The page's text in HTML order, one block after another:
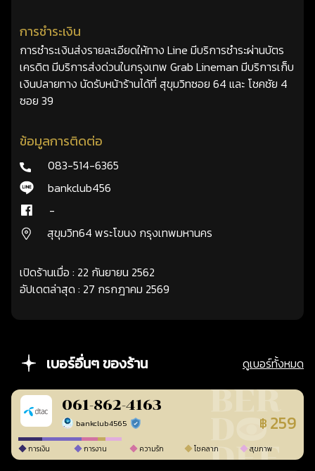
การชำระเงิน
การชำระเงินส่งรายละเอียดให้ทาง Line มีบริการชำระผ่านบัตร
เครดิต มีบริการส่งด่วนในกรุงเทพ Grab Lineman มีบริการเก็บ
เงินปลายทาง นัดรับหน้าร้านได้ที่ สุขุมวิทซอย 64 และ โชคชัย 4
ซอย 39
ข้อมูลการติดต่อ
083-514-6365
bankclub456
-
สุขุมวิท64 พระโขนง กรุงเทพมหานคร
เปิดร้านเมื่อ : 22 กันยายน 2562
อัปเดตล่าสุด : 27 กรกฎาคม 2569
เบอร์อื่นๆ ของร้าน ดูเบอร์ทั้งหมด
061-862-4163
bankclub4565 ร้านยืนยันแล้ว ฿ 259
การเงิน การงาน ความรัก โชคลาภ สุขภาพ